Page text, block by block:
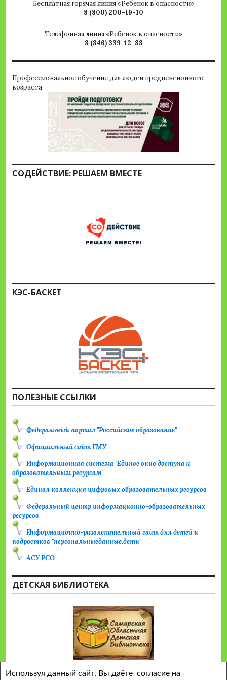
Бесплатная горячая линия «Ребенок в опасности»
8 (800) 200-19-10
Телефонная линия «Ребенок в опасности»
8 (846) 339-12-88
Профессиональное обучение для людей предпенсионного
возраста
СОДЕЙСТВИЕ: РЕШАЕМ ВМЕСТЕ
КЭС-БАСКЕТ
ПОЛЕЗНЫЕ ССЫЛКИ
Федеральный портал "Российское образование"
Официальный сайт ГМУ
Информационная система "Единое окно доступа к
образовательным ресурсам"
Единая коллекция цифровых образовательных ресурсов
Федеральный центр информационно-образовательных
ресурсов
Информационно-развлекательный сайт для детей и
подростков "персональныеданные.дети"
АСУ РСО
ДЕТСКАЯ БИБЛИОТЕКА
Используя данный сайт, Вы даёте согласие на